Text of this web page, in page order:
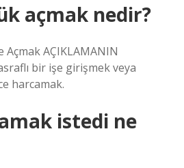
açmak nedir?
Açmak AÇIKLAMANIN
bir işe girişmek veya
harcamak.
istedi ne